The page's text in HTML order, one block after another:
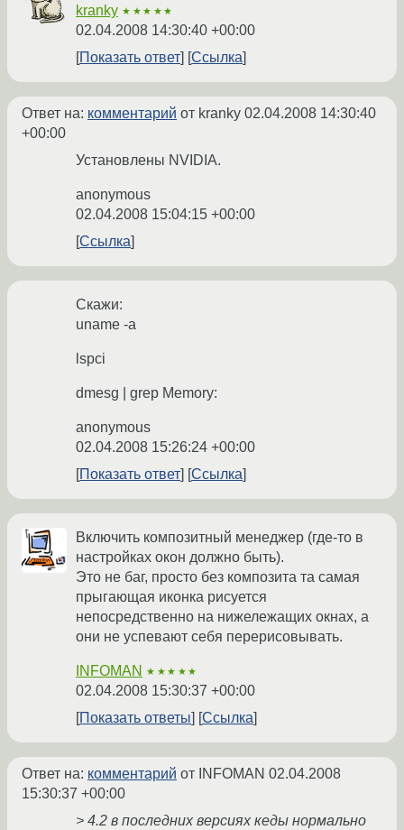
kranky ★★★★★
02.04.2008 14:30:40 +00:00
Показать ответ
Ссылка
Ответ на: комментарий от kranky 02.04.2008 14:30:40
+00:00
Установлены NVIDIA.
anonymous
02.04.2008 15:04:15 +00:00
Ссылка
Скажи:
uname -a
lspci
dmesg | grep Memory:
anonymous
02.04.2008 15:26:24 +00:00
Показать ответ
Ссылка
Включить композитный менеджер (где-то в
настройках окон должно быть).
Это не баг, просто без композита та самая
прыгающая иконка рисуется
непосредственно на нижележащих окнах, а
они не успевают себя перерисовывать.
INFOMAN ★★★★★
02.04.2008 15:30:37 +00:00
Показать ответы
Ссылка
Ответ на: комментарий от INFOMAN 02.04.2008
15:30:37 +00:00
> 4.2 в последних версиях кеды нормально